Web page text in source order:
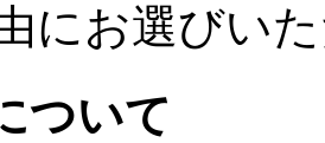
にお選びい
ついて